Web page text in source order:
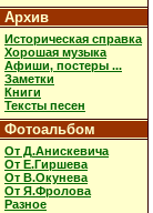
Архив
Историческая справка
Хорошая музыка
Афиши, постеры ...
Заметки
Книги
Тексты песен
Фотоальбом
От Д.Анискевича
От Е.Гиршева
От В.Окунева
От Я.Фролова
Разное